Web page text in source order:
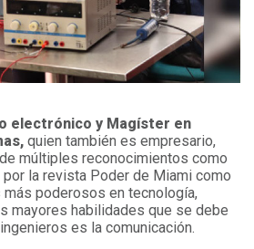
electrónico y Magíster en
quien también es empresario,
múltiples reconocimientos como
la revista Poder de Miami como
poderosos en tecnología,
mayores habilidades que se debe
es la comunicación.